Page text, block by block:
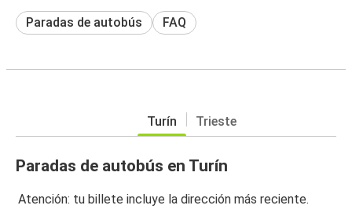
Paradas de autobús FAQ
Turín Trieste
Paradas de autobús en Turín
Atención: tu billete incluye la dirección más reciente.